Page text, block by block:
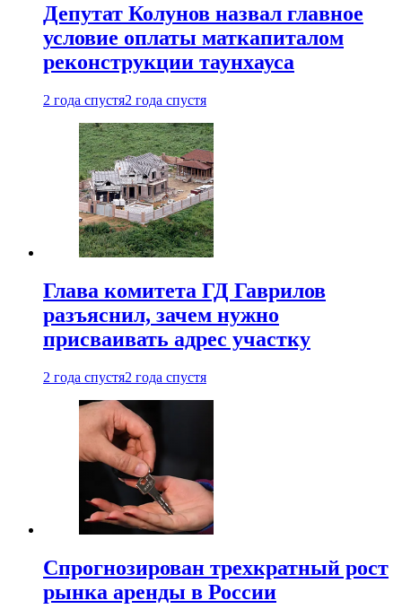
Депутат Колунов назвал главное
условие оплаты маткапиталом
реконструкции таунхауса
2 года спустя2 года спустя
Глава комитета ГД Гаврилов
разъяснил, зачем нужно
присваивать адрес участку
2 года спустя2 года спустя
Спрогнозирован трехкратный рост
рынка аренды в России